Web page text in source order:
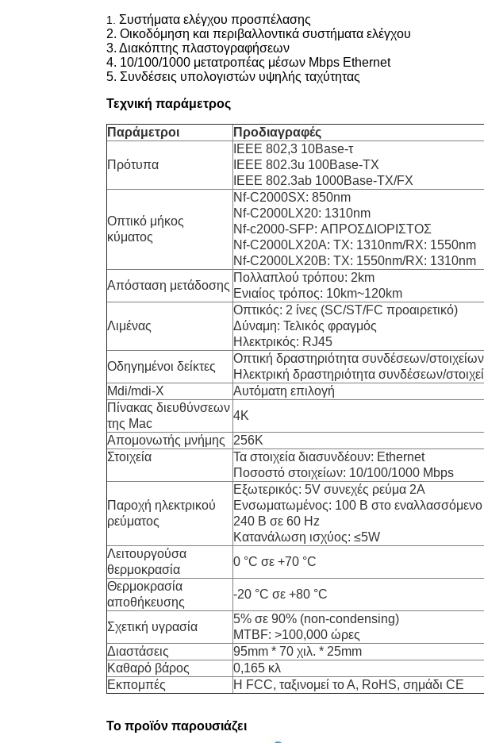
1. Συστήματα ελέγχου προσπέλασης
2. Οικοδόμηση και περιβαλλοντικά συστήματα ελέγχου
3. Διακόπτης πλαστογραφήσεων
4. 10/100/1000 μετατροπέας μέσων Mbps Ethernet
5. Συνδέσεις υπολογιστών υψηλής ταχύτητας
Τεχνική παράμετρος
Παράμετροι Προδιαγραφές
Πρότυπα
IEEE 802,3 10Base-τ
IEEE 802.3u 100Base-TX
IEEE 802.3ab 1000Base-TX/FX
Οπτικό μήκος
κύματος
Nf-C2000SX: 850nm
Nf-C2000LX20: 1310nm
Nf-c2000-SFP: ΑΠΡΟΣΔΙΟΡΙΣΤΟΣ
Nf-C2000LX20A: TX: 1310nm/RX: 1550nm
Nf-C2000LX20B: TX: 1550nm/RX: 1310nm
Απόσταση μετάδοσης
Πολλαπλού τρόπου: 2km
Ενιαίος τρόπος: 10km~120km
Λιμένας
Οπτικός: 2 ίνες (SC/ST/FC προαιρετικό)
Δύναμη: Τελικός φραγμός
Ηλεκτρικός: RJ45
Οδηγημένοι δείκτες
Οπτική δραστηριότητα συνδέσεων/στοιχείων
Ηλεκτρική δραστηριότητα συνδέσεων/
Mdi/mdi-Χ
Αυτόματη επιλογή
Πίνακας διευθύνσεων
της Mac
4K
Απομονωτής μνήμης
256K
Στοιχεία
Τα στοιχεία διασυνδέουν: Ethernet
Ποσοστό στοιχείων: 10/100/1000 Mbps
Παροχή ηλεκτρικού
ρεύματος
Εξωτερικός: 5V συνεχές ρεύμα 2A
Ενσωματωμένος: 100 Β στο
240 Β σε 60 Hz
Κατανάλωση ισχύος: ≤5W
Λειτουργούσα
θερμοκρασία
0 °C σε +70 °C
Θερμοκρασία
αποθήκευσης
-20 °C σε +80 °C
Σχετική υγρασία
5% σε 90% (non-condensing)
MTBF: >100,000 ώρες
Διαστάσεις
95mm * 70 χιλ. * 25mm
Καθαρό βάρος
0,165 κλ
Εκπομπές
Η FCC, ταξινομεί το Α, RoHS, σημάδι CE
Το προϊόν παρουσιάζει